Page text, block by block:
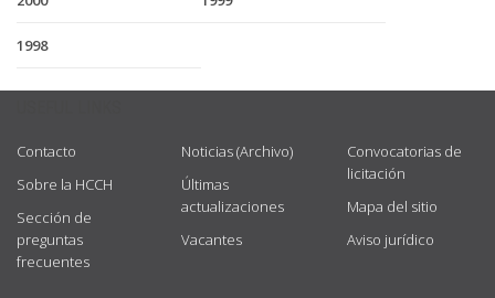
1998
Contacto
Sobre la HCCH
Sección de
preguntas
frecuentes
Noticias (Archivo)
Últimas
actualizaciones
Vacantes
Convocatorias de
licitación
Mapa del sitio
Aviso jurídico